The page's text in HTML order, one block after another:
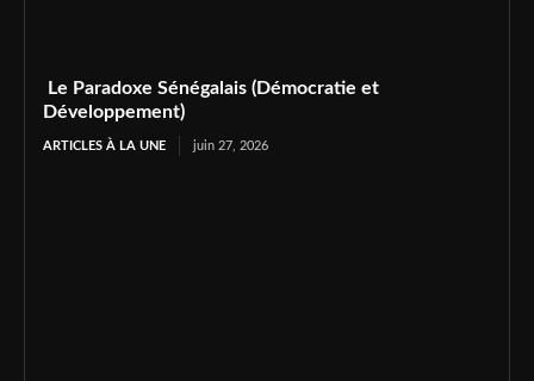
Le Paradoxe Sénégalais (Démocratie et
Développement)
ARTICLES À LA UNE juin 27, 2026